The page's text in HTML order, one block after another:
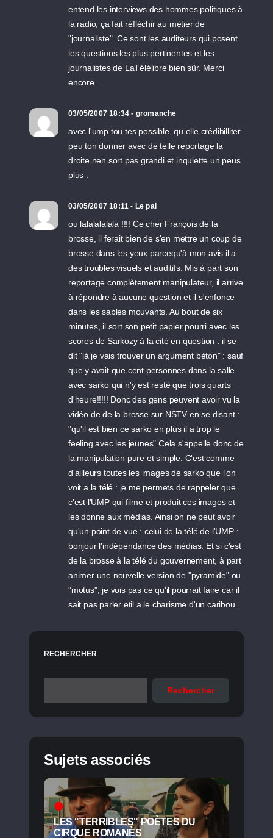
entend les interviews des hommes politiques à
la radio, ça fait réfléchir au métier de
"journaliste". Ce sont les auditeurs qui posent
les questions les plus pertinentes et les
journalistes de LaTélélibre bien sûr. Merci
encore.
03/05/2007 18:34 - gromanche
avec l'ump tou tes possible .qu elle crédibilliter
peu ton donner avec de telle reportage la
droite nen sort pas grandi et inquiette un peus
plus .
03/05/2007 18:11 - Le pal
ou lalalalalala !!!! Ce cher François de la
brosse, il ferait bien de s'en mettre un coup de
brosse dans les yeux parcequ'à mon avis il a
des troubles visuels et auditifs. Mis à part son
reportage complètement manipulateur, il arrive
à répondre à aucune question et il s'enfonce
dans les sables mouvants. Au bout de six
minutes, il sort son petit papier pourri avec les
scores de Sarkozy à la cité en question : il se
dit "là je vais trouver un argument béton" : sauf
que y avait que cent personnes dans la salle
avec sarko qui n'y est resté que trois quarts
d'heure!!!!! Donc des gens peuvent avoir vu la
vidéo de de la brosse sur NSTV en se disant :
"qu'il est bien ce sarko en plus il a trop le
feeling avec les jeunes" Cela s'appelle donc de
la manipulation pure et simple. C'est comme
d'ailleurs toutes les images de sarko que l'on
voit a la télé : je me permets de rappeler que
c'est l'UMP qui filme et produit ces images et
les donne aux médias. Ainsi on ne peut avoir
qu'un point de vue : celui de la télé de l'UMP :
bonjour l'indépendance des médias. Et si c'est
de la brosse à la télé du gouvernement, à part
animer une nouvelle version de "pyramide" ou
"motus", je vois pas ce qu'il pourrait faire car il
sait pas parler etil a le charisme d'un caribou.
RECHERCHER
Rechercher
Sujets associés
LES "TERRIBLES" POÈTES DU
CIRQUE ROMANÈS